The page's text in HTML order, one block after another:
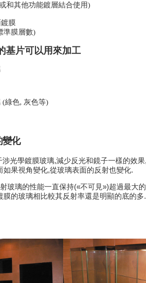
和其他功能鍍層結合使用)
膜
準膜層數)
基片可以用來加工
(綠色, 灰色等)
變化
涉光學鍍膜玻璃,減少反光和鏡子一樣的效果,
如果視角變化,從玻璃表面的反射也變化.
玻璃的性能一直保持(«不可見»)超過最大
膜的玻璃相比較其反射率還是明顯的底的多.